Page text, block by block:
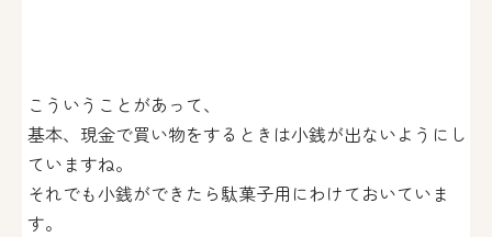
こういうことがあって、
基本、現金で買い物をするときは小銭が出ないようにし
ていますね。
それでも小銭ができたら駄菓子用にわけておいていま
す。